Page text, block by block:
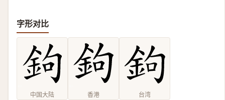
字形对比
中国大陆 香港 台湾